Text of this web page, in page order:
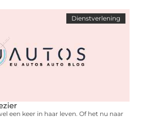
Dienstverlening
een keer in haar leven. Of het nu naar